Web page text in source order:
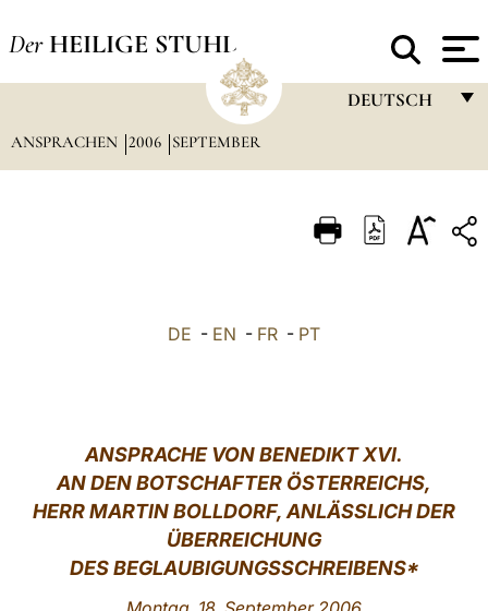
Der HEILIGE STUHL
DEUTSCH
ITALIANO
中文
LATINE
ANSPRACHEN 2006 SEPTEMBER
DE - EN - FR - PT
ANSPRACHE VON BENEDIKT XVI.
AN DEN BOTSCHAFTER ÖSTERREICHS,
HERR MARTIN BOLLDORF, ANLÄSSLICH DER
ÜBERREICHUNG
DES BEGLAUBIGUNGSSCHREIBENS*